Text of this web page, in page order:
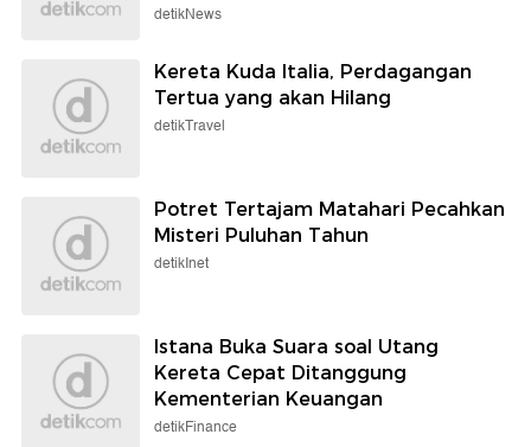
detikNews
Kereta Kuda Italia, Perdagangan
Tertua yang akan Hilang
detikTravel
Potret Tertajam Matahari Pecahkan
Misteri Puluhan Tahun
detikInet
Istana Buka Suara soal Utang
Kereta Cepat Ditanggung
Kementerian Keuangan
detikFinance